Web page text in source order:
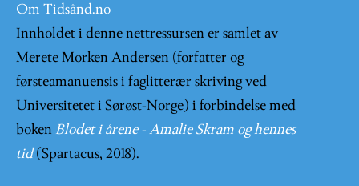
Om Tidsånd.no
Innholdet i denne nettressursen er samlet av
Merete Morken Andersen (forfatter og
førsteamanuensis i faglitterær skriving ved
Universitetet i Sørøst-Norge) i forbindelse med
boken Blodet i årene - Amalie Skram og hennes
tid (Spartacus, 2018).